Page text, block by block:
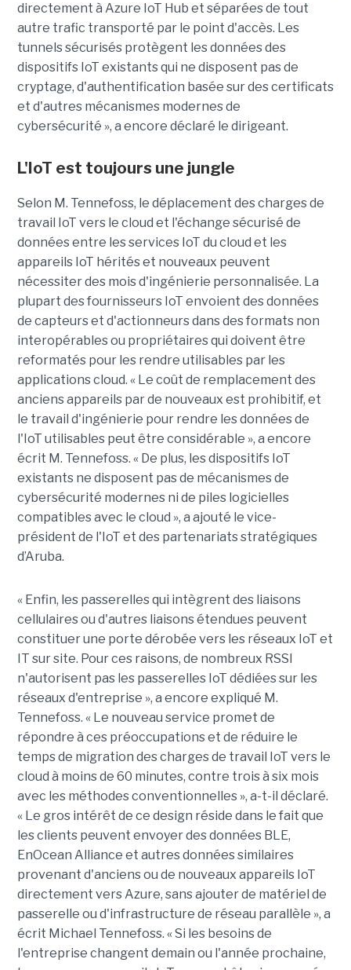
directement à Azure IoT Hub et séparées de tout
autre trafic transporté par le point d'accès. Les
tunnels sécurisés protègent les données des
dispositifs IoT existants qui ne disposent pas de
cryptage, d'authentification basée sur des certificats
et d'autres mécanismes modernes de
cybersécurité », a encore déclaré le dirigeant.
L'IoT est toujours une jungle
Selon M. Tennefoss, le déplacement des charges de
travail IoT vers le cloud et l'échange sécurisé de
données entre les services IoT du cloud et les
appareils IoT hérités et nouveaux peuvent
nécessiter des mois d'ingénierie personnalisée. La
plupart des fournisseurs IoT envoient des données
de capteurs et d'actionneurs dans des formats non
interopérables ou propriétaires qui doivent être
reformatés pour les rendre utilisables par les
applications cloud. « Le coût de remplacement des
anciens appareils par de nouveaux est prohibitif, et
le travail d'ingénierie pour rendre les données de
l'IoT utilisables peut être considérable », a encore
écrit M. Tennefoss. « De plus, les dispositifs IoT
existants ne disposent pas de mécanismes de
cybersécurité modernes ni de piles logicielles
compatibles avec le cloud », a ajouté le vice-
président de l'IoT et des partenariats stratégiques
d’Aruba.
« Enfin, les passerelles qui intègrent des liaisons
cellulaires ou d'autres liaisons étendues peuvent
constituer une porte dérobée vers les réseaux IoT et
IT sur site. Pour ces raisons, de nombreux RSSI
n'autorisent pas les passerelles IoT dédiées sur les
réseaux d'entreprise », a encore expliqué M.
Tennefoss. « Le nouveau service promet de
répondre à ces préoccupations et de réduire le
temps de migration des charges de travail IoT vers le
cloud à moins de 60 minutes, contre trois à six mois
avec les méthodes conventionnelles », a-t-il déclaré.
« Le gros intérêt de ce design réside dans le fait que
les clients peuvent envoyer des données BLE,
EnOcean Alliance et autres données similaires
provenant d'anciens ou de nouveaux appareils IoT
directement vers Azure, sans ajouter de matériel de
passerelle ou d'infrastructure de réseau parallèle », a
écrit Michael Tennefoss. « Si les besoins de
l'entreprise changent demain ou l'année prochaine,